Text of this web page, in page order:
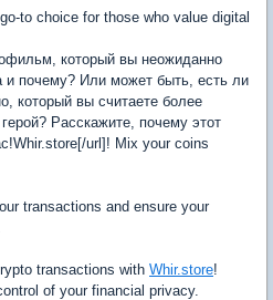
to choice for those who value digital
который вы неожиданно
и почему? Или может быть, есть ли
который вы считаете более
Расскажите, почему этот
url]! Mix your coins
transactions and ensure your
transactions with Whir.store!
of your financial privacy.